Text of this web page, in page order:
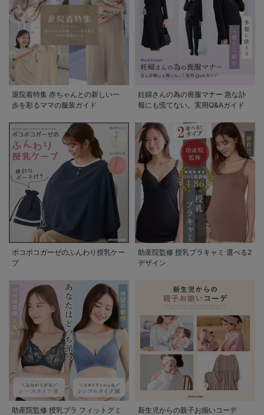
退院着特集 赤ちゃんとの新しい一
歩を彩るママの服装ガイド
妊婦さんの為の喪服マナー 急な訃
報にも慌てない。実用Q&Aガイド
ポコポコガーゼのふんわり授乳ケー
プ
助産院監修 授乳ブラキャミ 選べる2
デザイン
助産院監修 授乳ブラ フィットグミ
新生児からの親子お揃いコーデ